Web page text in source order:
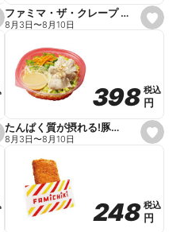
s
e
o
r
i
e
ファミマ・ザ・クレープ 生チョコ
8月3日〜8月10日
s
e
o
r
i
398
398 税込
税込
円
円
たんぱく質が摂れる!豚しゃぶのパスタサラダ
8月3日〜8月10日
248
248 税込
税込
円
円